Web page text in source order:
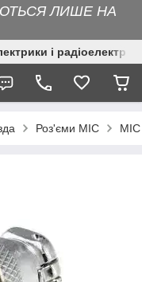
ЛИШЕ НА
і
Роз'єми MIC